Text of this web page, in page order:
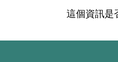
這個資訊是